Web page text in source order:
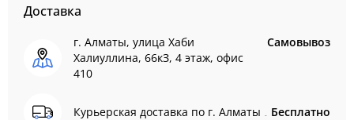
Доставка
г. Алматы, улица Хаби
Халиуллина, 66кЗ, 4 этаж, офис
410
Самовывоз
Курьерская доставка по г. Алматы Бесплатно